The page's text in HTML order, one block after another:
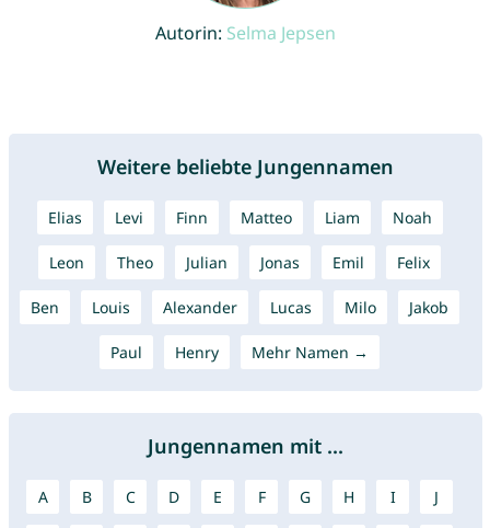
Autorin: Selma Jepsen
Weitere beliebte Jungennamen
Elias Levi Finn Matteo Liam Noah
Leon Theo Julian Jonas Emil Felix
Ben Louis Alexander Lucas Milo Jakob
Paul Henry Mehr Namen →
Jungennamen mit ...
A B C D E F G H I J